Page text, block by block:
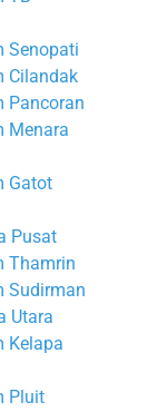
Senopati
Cilandak
Pancoran
Menara
Gatot
Pusat
Thamrin
Sudirman
Utara
Kelapa
Pluit